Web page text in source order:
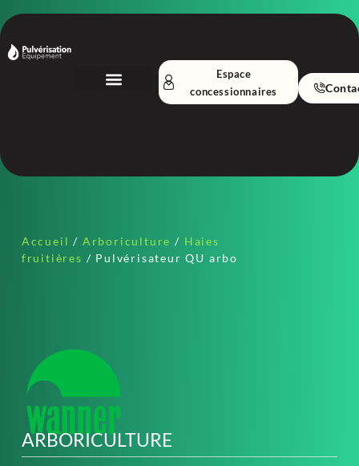
Espace
concessionnaires
Accueil / Arboriculture / Haies
fruitières / Pulvérisateur QU arbo
ARBORICULTURE